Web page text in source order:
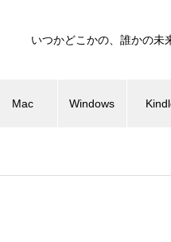
いつかどこかの、誰かの未
Mac Windows